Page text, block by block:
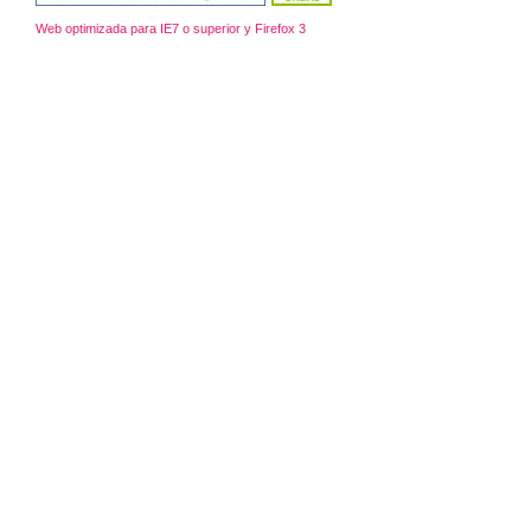
Web optimizada para IE7 o superior y Firefox 3